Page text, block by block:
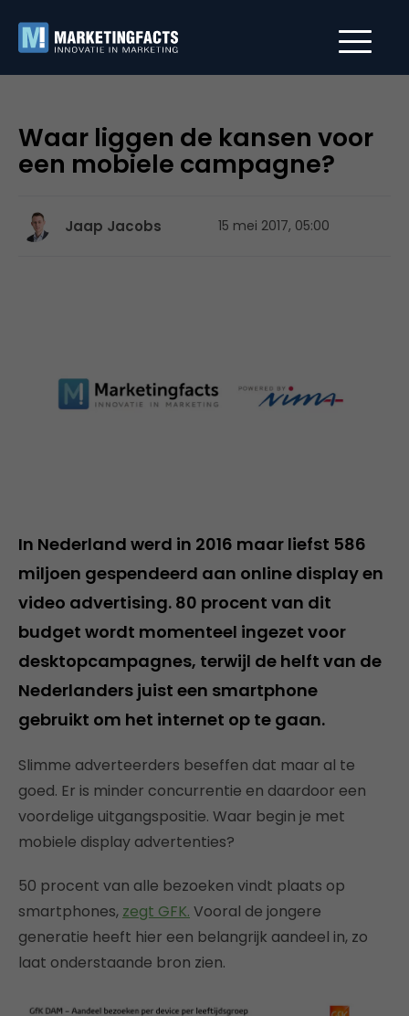
Waar liggen de kansen voor
een mobiele campagne?
Jaap Jacobs 15 mei 2017, 05:00
In Nederland werd in 2016 maar liefst 586
miljoen gespendeerd aan online display en
video advertising. 80 procent van dit
budget wordt momenteel ingezet voor
desktopcampagnes, terwijl de helft van de
Nederlanders juist een smartphone
gebruikt om het internet op te gaan.
Slimme adverteerders beseffen dat maar al te
goed. Er is minder concurrentie en daardoor een
voordelige uitgangspositie. Waar begin je met
mobiele display advertenties?
50 procent van alle bezoeken vindt plaats op
smartphones, zegt GFK. Vooral de jongere
generatie heeft hier een belangrijk aandeel in, zo
laat onderstaande bron zien.